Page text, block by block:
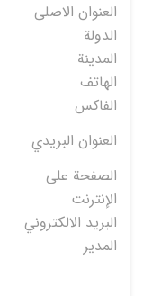
العنوان الاصلی
الدولة
المدينة
الهاتف
الفاكس
العنوان البريدي
الصفحة على
الإنترنت
البريد الالكتروني
المدير